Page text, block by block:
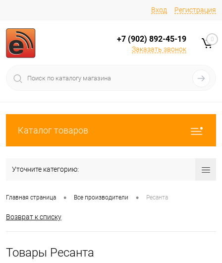
Вход Регистрация
+7 (902) 892-45-19
Заказать звонок
0
Каталог товаров
Уточните категорию:
Главная страница • Все производители • Ресанта
Возврат к списку
Товары Ресанта